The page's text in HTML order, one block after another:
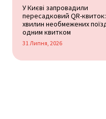
У Києві запровадили
пересадковий QR-
хвилин необмежених
одним квитком
31 Липня, 2026